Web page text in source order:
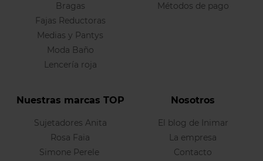
Bragas
Fajas Reductoras
Medias y Pantys
Moda Baño
Lencería roja
Métodos de pago
Nuestras marcas TOP
Sujetadores Anita
Rosa Faia
Simone Perele
Nosotros
El blog de Inimar
La empresa
Contacto